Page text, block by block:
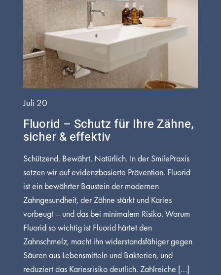
Juli 20
Fluorid – Schutz für Ihre Zähne,
sicher & effektiv
Schützend. Bewährt. Natürlich. In der SmilePraxis
setzen wir auf evidenzbasierte Prävention. Fluorid
ist ein bewährter Baustein der modernen
Zahngesundheit, der Zähne stärkt und Karies
vorbeugt – und das bei minimalem Risiko. Warum
Fluorid so wichtig ist Fluorid härtet den
Zahnschmelz, macht ihn widerstandsfähiger gegen
Säuren aus Lebensmitteln und Bakterien, und
reduziert das Kariesrisiko deutlich. Zahlreiche […]